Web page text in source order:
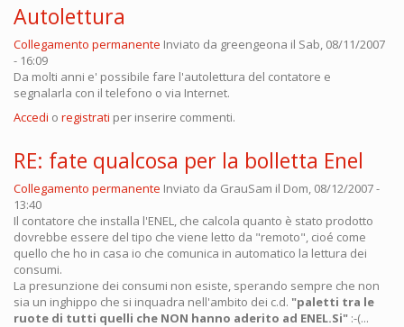
Autolettura
Collegamento permanente Inviato da greengeona il Sab, 08/11/2007
- 16:09
Da molti anni e' possibile fare l'autolettura del contatore e
segnalarla con il telefono o via Internet.
Accedi o registrati per inserire commenti.
RE: fate qualcosa per la bolletta Enel
Collegamento permanente Inviato da GrauSam il Dom, 08/12/2007 -
13:40
Il contatore che installa l'ENEL, che calcola quanto è stato prodotto
dovrebbe essere del tipo che viene letto da "remoto", cioé come
quello che ho in casa io che comunica in automatico la lettura dei
consumi.
La presunzione dei consumi non esiste, sperando sempre che non
sia un inghippo che si inquadra nell'ambito dei c.d. "paletti tra le
ruote di tutti quelli che NON hanno aderito ad ENEL.Si" :-(...